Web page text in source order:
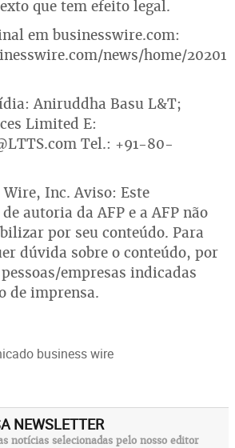
que tem efeito legal.
em businesswire.com:
news/home/20201
Aniruddha Basu L&T;
Limited E:
Tel.: +91-80-
Inc. Aviso: Este
autoria da AFP e a AFP não
por seu conteúdo. Para
dúvida sobre o conteúdo, por
empresas indicadas
de imprensa.
business wire
NEWSLETTER
notícias selecionadas pelo nosso editor